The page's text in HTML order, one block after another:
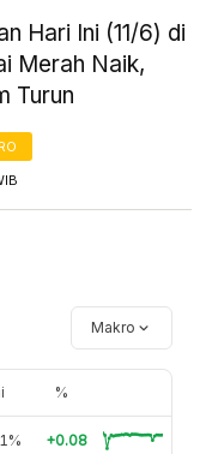
Hari Ini (11/6) di
Merah Naik,
Turun
Makro
%
+0.08